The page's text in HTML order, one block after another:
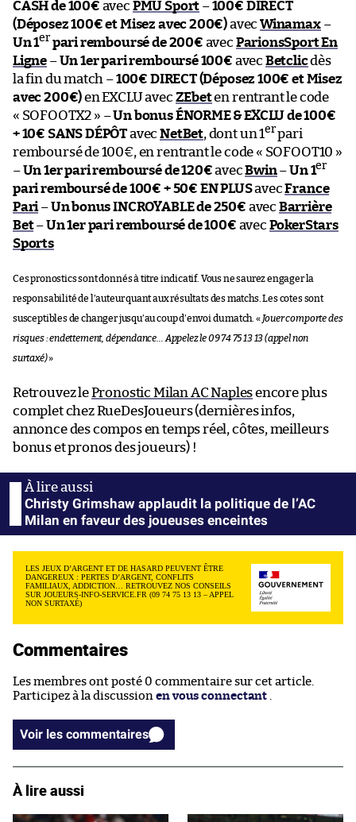
CASH de 100€ avec PMU Sport –100€ DIRECT
(Déposez 100€ et Misez avec 200€)avec Winamax–
Un 1er pari remboursé de 200€ avec ParionsSport En
Ligne –Un 1er pari remboursé 100€ avec Betclicdès
la fin du match –100€ DIRECT (Déposez 100€ et Misez
avec 200€)en EXCLU avec ZEbeten rentrant le code
« SOFOOTX2 » –Un bonus ÉNORME & EXCLU de 100€
+ 10€ SANS DÉPÔTavecNetBet, dont un 1erpari
remboursé de 100€, en rentrant le code « SOFOOT10 »
–Un 1er pari remboursé de 120€avecBwin–Un 1er
pari remboursé de 100€ + 50€ EN PLUSavecFrance
Pari–Un bonus INCROYABLE de 250€ avec Barrière
Bet–Un 1er pari remboursé de 100€ avec PokerStars
Sports
Ces pronostics sont donnés à titre indicatif. Vous ne saurez engager la
responsabilité de l’auteur quant aux résultats des matchs. Les cotes sont
susceptibles de changer jusqu’au coup d’envoi du match. « Jouer comporte des
risques : endettement, dépendance… Appelez le 09 74 75 13 13 (appel non
surtaxé)»
Retrouvez lePronostic Milan AC Naplesencore plus
complet chez RueDesJoueurs (dernières infos,
annonce des compos en temps réel, côtes, meilleurs
bonus et pronos des joueurs) !
Christy Grimshaw applaudit la politique de l’AC
Milan en faveur des joueuses enceintes
LES JEUX D’ARGENT ET DE HASARD PEUVENT ÊTRE
DANGEREUX : PERTES D’ARGENT, CONFLITS
FAMILIAUX, ADDICTION… RETROUVEZ NOS CONSEILS
SUR JOUEURS-INFO-SERVICE.FR (09 74 75 13 13 – APPEL
NON SURTAXÉ)
Commentaires
Les membres ont posté 0 commentaire sur cet article.
Participez à la discussion en vous connectant
Voir les commentaires
À lire aussi